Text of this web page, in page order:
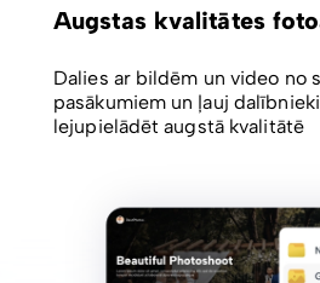
Augstas kvalitātes
Dalies ar bildēm un video no
pasākumiem un ļauj
lejupielādēt augstā kvalitātē